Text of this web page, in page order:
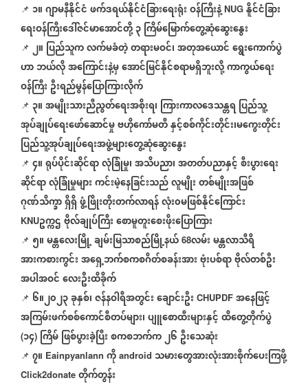
📌 ၁။ဂျာမနီနိုင်ငံဖက်ဒရယ်နိုင်ငံခြားရေးရုံးဝန်ကြီးနဲ့ NUG နိူင်ငံခြား
ရေးဝန်ကြီးဒေါ်ဇင်မာအောင်တို့၃ကြိမ်မြောက်တွေ့ဆုံဆွေးနွေး
📌 ၂။ ပြည်သူကလက်မခံတဲ့တရားမဝင်၊အတုအယောင်ရွေးကောက်ပွဲ
ဟာဘယ်လိုအကြောင်းနဲ့မှအောင်မြင်နိုင်စရာမရှိဘူးလို့ကာကွယ်ရေး
ဝန်ကြီး ဦးရည်မွန်ပြောကြားလိုက်
📌 ၃။အမျိုးသားညီညွတ်ရေးအစိုးရ၊ ကြားကာလဒေသန္တရ ပြည်သူ့
အုပ်ချုပ်ရေးဖော်ဆောင်မှုဗဟိုကော်မတီနှင့်စစ်ကိုင်းတိုင်း၊မကွေးတိုင်း
ပြည်သူ့အုပ်ချုပ်ရေးအဖွဲ့များတွေ့ဆုံဆွေးနွေး
📌 ၄။ရုပ်ပိုင်းဆိုင်ရာလုံခြုံမှု၊အသိပညာ၊အတတ်ပညာနှင့်စီးပွားရေး
ဆိုင်ရာလုံခြုံမှုများကင်းမဲ့နေခြင်းသည်လူမျိုးတစ်မျိုးအဖြစ်
ဂုဏ်သိက္ခာရှိရှိဖွံ့ဖြိုးတိုးတက်လာရန်လုံး၀မဖြစ်နိုင်ကြောင်း
KNUဥက္ကဌဗိုလ်ချုပ်ကြီးစောမူတူးစေးဖိုးပြောကြား
📌 ၅။မန္တလေးမြို့ချမ်းမြသာစည်မြို့နယ် 68လမ်းမန္တလာသီရိ
အားကစားကွင်းအရှေ့ဘက်‌စကစဂိတ်စခန်းအားဗုံးပစ်ရာဗိုလ်တစ်ဦး
အပါအဝင်လေးဦးထိခိုက်
📌 ၆။၂၀၂၃ခုနှစ်၊ဇန်နဝါရီအတွင်းချောင်းဦး CHUPDF အနေဖြင့်
အကြမ်းဖက်စစ်ကောင်စီတပ်များ၊ပျူစောထီးများနှင့်ထိတွေ့တိုက်ပွဲ
(၁၄) ကြိမ်ဖြစ်ပွားခဲ့ပြီးစကစဘက်က၂၆ ဦးသေဆုံး
📌 ၇။ Eainpyanlann ကို android သမားတွေအားလုံးအားစိုက်ပေးကြဖို့
Click2donate တိုက်တွန်း